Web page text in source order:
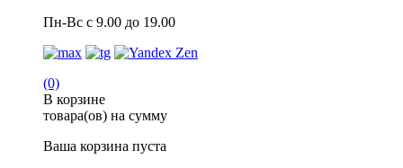
Пн-Вс с 9.00 до 19.00
(0)
В корзине
товара(ов) на сумму
Ваша корзина пуста